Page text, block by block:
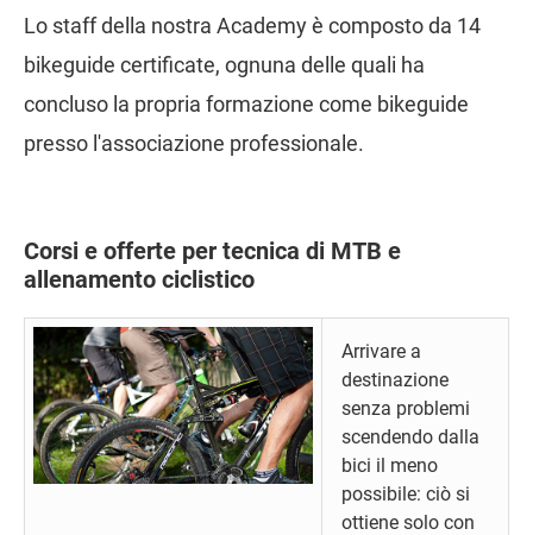
Lo staff della nostra Academy è composto da 14
bikeguide certificate, ognuna delle quali ha
concluso la propria formazione come bikeguide
presso l'associazione professionale.
Corsi e offerte per tecnica di MTB e
allenamento ciclistico
Arrivare a
destinazione
senza problemi
scendendo dalla
bici il meno
possibile: ciò si
ottiene solo con